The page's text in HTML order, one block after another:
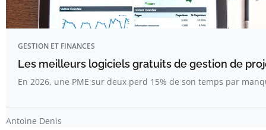
GESTION ET FINANCES
Les meilleurs logiciels gratuits de gestion de
En 2026, une PME sur deux perd 15% de son temps par
Antoine Denis